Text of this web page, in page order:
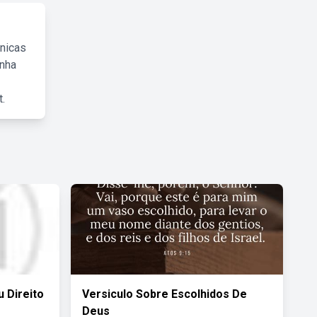
Direito
Versiculo Sobre Escolhidos De
Deus